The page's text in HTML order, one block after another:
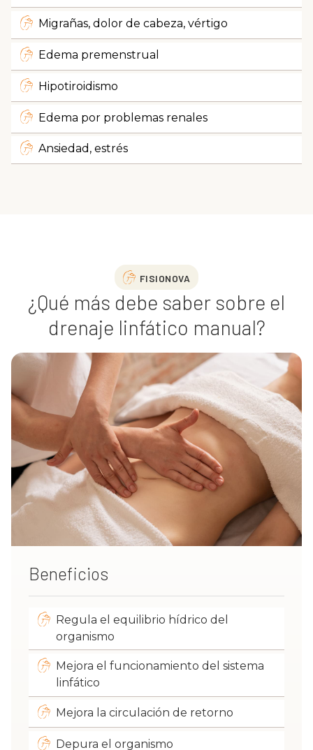
Migrañas, dolor de cabeza, vértigo
Edema premenstrual
Hipotiroidismo
Edema por problemas renales
Ansiedad, estrés
FISIONOVA
¿Qué más debe saber sobre el
drenaje linfático manual?
Beneficios
Regula el equilibrio hídrico del
organismo
Mejora el funcionamiento del sistema
linfático
Mejora la circulación de retorno
Depura el organismo